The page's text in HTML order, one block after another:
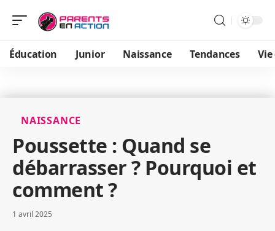
Éducation Junior Naissance Tendances
NAISSANCE
Poussette : Quand se
débarrasser ? Pourquoi et
comment ?
1 avril 2025